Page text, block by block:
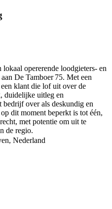
opererende loodgieters- en
De Tamboer 75. Met een
klant die lof uit over de
duidelijke uitleg en
bedrijf over als deskundig en
dit moment beperkt is tot één,
met potentie om uit te
de regio.
Nederland